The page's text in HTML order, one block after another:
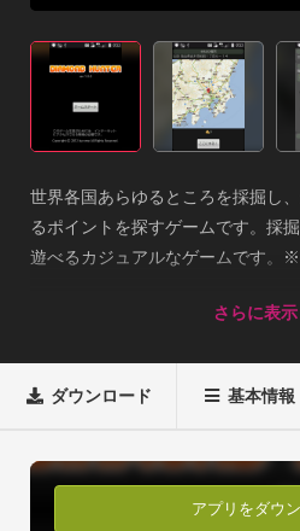
世界各国あらゆるところを採掘し
るポイントを探すゲームです。採
遊べるカジュアルなゲームです。
※動作確認はis03でのみ行なってお
さらに表示
ダウンロード 基本情報
アプリをダウ